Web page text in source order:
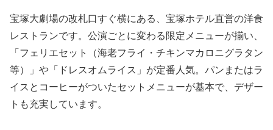
宝塚大劇場の改札口すぐ横にある、宝塚ホテル直営の洋食
レストランです。公演ごとに変わる限定メニューが揃い、
「フェリエセット（海老フライ・チキンマカロニグラタン
等）」や「ドレスオムライス」が定番人気。パンまたはラ
イスとコーヒーがついたセットメニューが基本で、デザー
トも充実しています。